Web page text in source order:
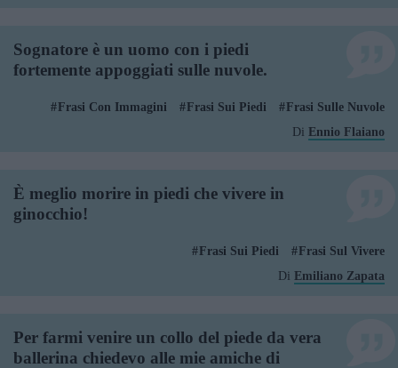
Sognatore è un uomo con i piedi
fortemente appoggiati sulle nuvole.
Frasi Con Immagini Frasi Sui Piedi
Frasi Sulle Nuvole
Di Ennio Flaiano
È meglio morire in piedi che vivere in
ginocchio!
Frasi Sui Piedi
Frasi Sul Vivere
Di Emiliano Zapata
Per farmi venire un collo del piede da vera
ballerina chiedevo alle mie amiche di